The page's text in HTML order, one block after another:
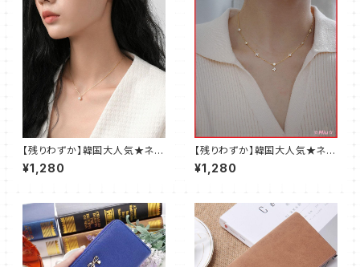
【残りわずか】韓国大人気★ネッ
クレス★かわいい★パール★レ
ディース★ゴールド
¥1,280
【残りわずか】韓国大人気★ネッ
クレス★かわいい★四つ葉★レ
ディース★ゴールド
¥1,280